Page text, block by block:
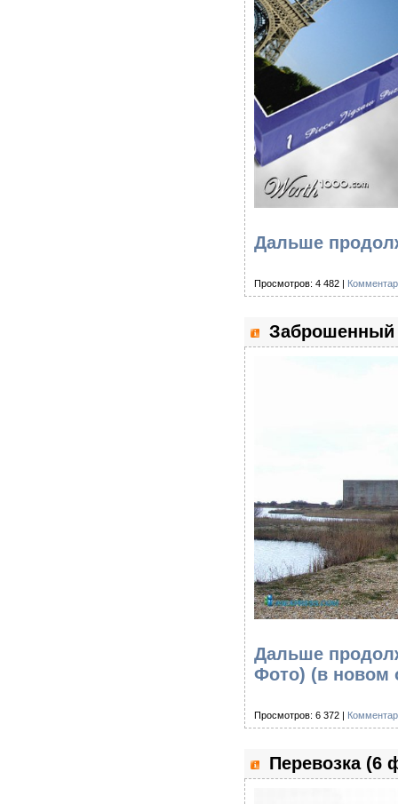
Дальше
Просмотров: 4 482 |
Заброшенный
Дальше
Фото) (в новом
Просмотров: 6 372 |
Перевозка (6